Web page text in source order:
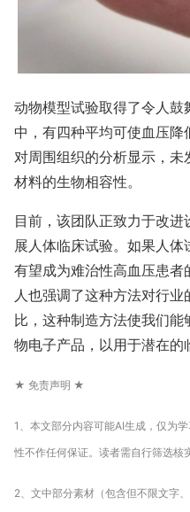
动物模型试验取得了令人
中，有四种平均可使血压
对周围组织的分析显示，
材料的生物相容性。
目前，该团队正致力于改
展人体临床试验。如果人
有望成为难治性高血压患
人也强调了这种方法对行业
比，这种制造方法使我们
物电子产品，以用于潜在的
★ 免责声明 ★
1、本文部分内容可能AI生成，仅为
性不作任何保证。读者需自行筛选核
2、文中部分素材（包含但不限文字